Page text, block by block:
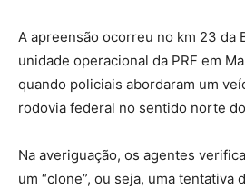
A apreensão ocorreu no km 23 da
unidade operacional da PRF em
quando policiais abordaram um
rodovia federal no sentido norte
Na averiguação, os agentes
um “clone”, ou seja, uma tentativa